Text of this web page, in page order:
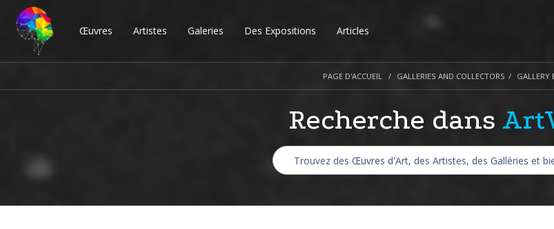
Œuvres Artistes Galeries Des Expositions Articles
PAGE D'ACCUEIL GALLERIES AND COLLECTORS GALLERY
Recherche dans